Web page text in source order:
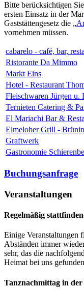
Bitte berücksichtigen
ersten Einsatz in der
Gaststättengesetz die „
vornehmen müssen.
cabarelo - café, bar,
Ristorante Da Mimmo
Markt Eins
Hotel - Restaurant
Fleischwaren Jürgen
Ternieten Catering &
El Mariachi Bar &
Elmeloher Grill -
Graftwerk
Gastronomie
Buchungsanfrage
Veranstaltungen
Regelmäßig
Einige Veranstaltungen
Abständen immer
sehr, das die
Heimat bei uns
Tanznachmittag in